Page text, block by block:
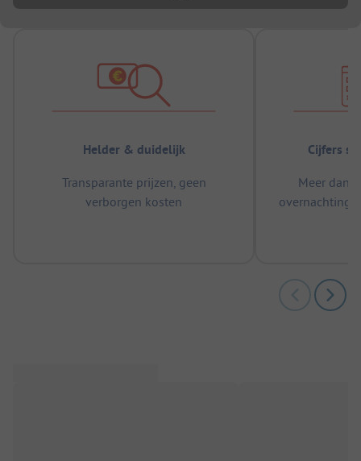
Helder & duidelijk
Transparante prijzen, geen
verborgen kosten
Cijfers
Meer dan